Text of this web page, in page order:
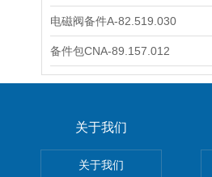
电磁阀备件A-82.519.030
备件包CNA-89.157.012
关于我们
关于我们